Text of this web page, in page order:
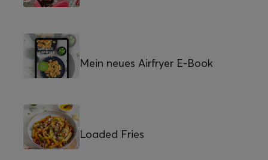
Mein neues Airfryer E-Book
Loaded Fries